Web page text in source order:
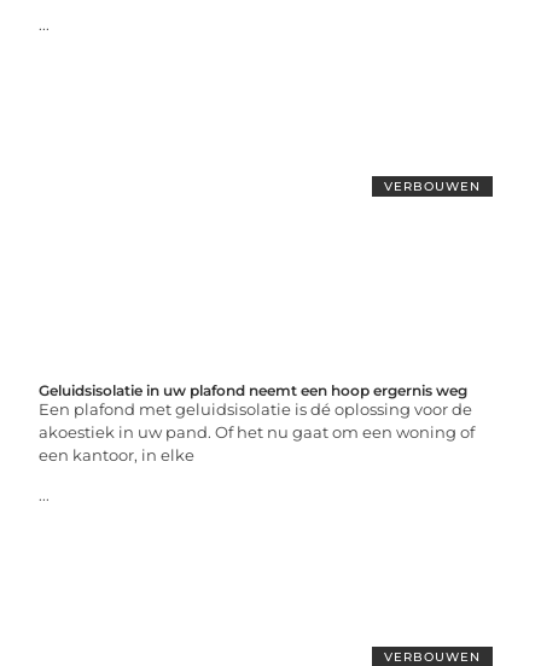
...
VERBOUWEN
Geluidsisolatie in uw plafond neemt een hoop ergernis weg
Een plafond met geluidsisolatie is dé oplossing voor de
akoestiek in uw pand. Of het nu gaat om een woning of
een kantoor, in elke
...
VERBOUWEN